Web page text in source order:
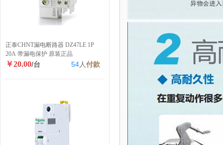
正泰CHNT漏电断路器 DZ47LE 1P
20A 带漏电保护 原装正品
￥20.00/台 54人付款